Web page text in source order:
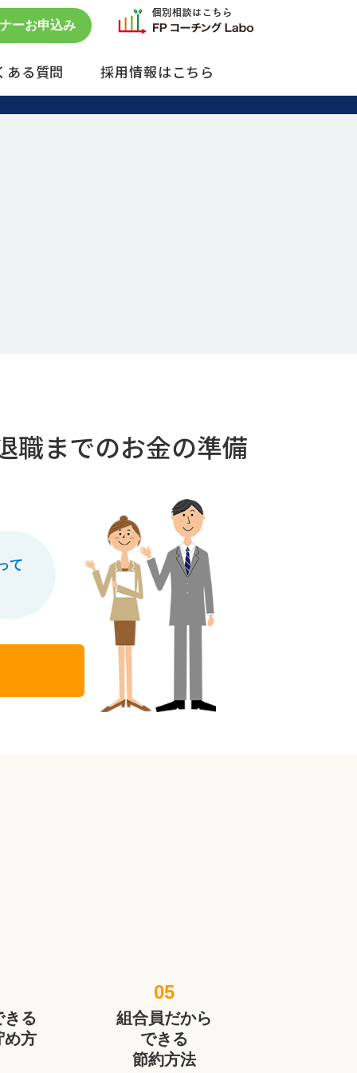
ーお申込み
ある質問 採用情報はこちら
職までのお金の準備
て
きる
め方
05
組合員だから
できる
節約方法